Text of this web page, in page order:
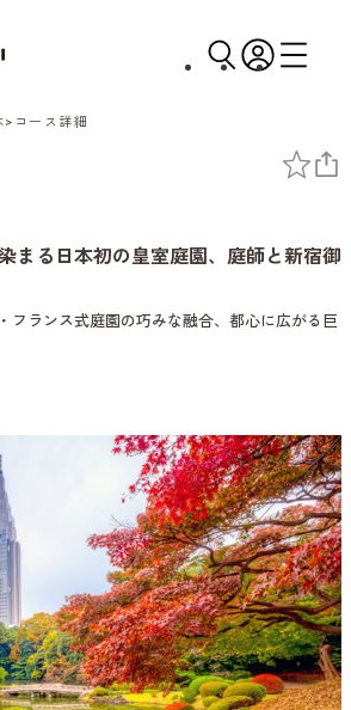
コース詳細
まる日本初の皇室庭園、庭師と新宿御
フランス式庭園の巧みな融合、都心に広がる巨